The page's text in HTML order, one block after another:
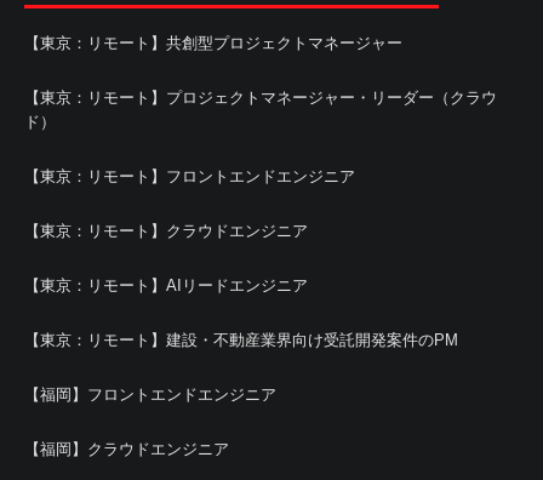
【東京：リモート】共創型プロジェクトマネージャー
【東京：リモート】プロジェクトマネージャー・リーダー（クラウ
ド）
【東京：リモート】フロントエンドエンジニア
【東京：リモート】クラウドエンジニア
【東京：リモート】AIリードエンジニア
【東京：リモート】建設・不動産業界向け受託開発案件のPM
【福岡】フロントエンドエンジニア
【福岡】クラウドエンジニア